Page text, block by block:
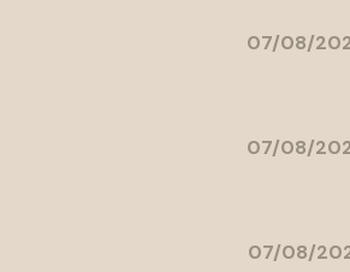
07/08/
07/08/
07/08/